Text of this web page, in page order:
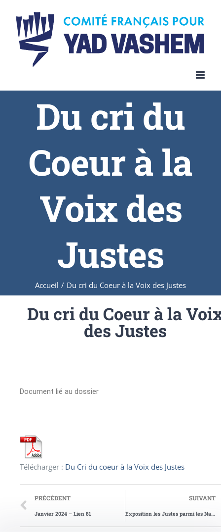
Du cri du
Coeur à la
Voix des
Justes
Accueil / Du cri du Coeur à la Voix des Justes
Du cri du Coeur à la
des Justes
Document lié au dossier
Télécharger : Du Cri du coeur à la Voix des Justes
PRÉCÉDENT
Janvier 2024 – Lien 81
SUIVANT
Exposition les Justes parmi les Nations du Cantal